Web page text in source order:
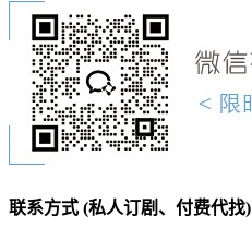
联系方式 (私人订剧、付费代找)